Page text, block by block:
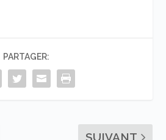
PARTAGER:
SUIVANT